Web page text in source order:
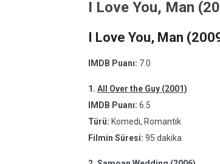
I Love You, Man
I Love You, Man
IMDB Puanı: 7.0
1. All Over the Guy (2001)
IMDB Puanı: 6.5
Türü: Komedi, Romantik
Filmin Süresi: 95 dakika